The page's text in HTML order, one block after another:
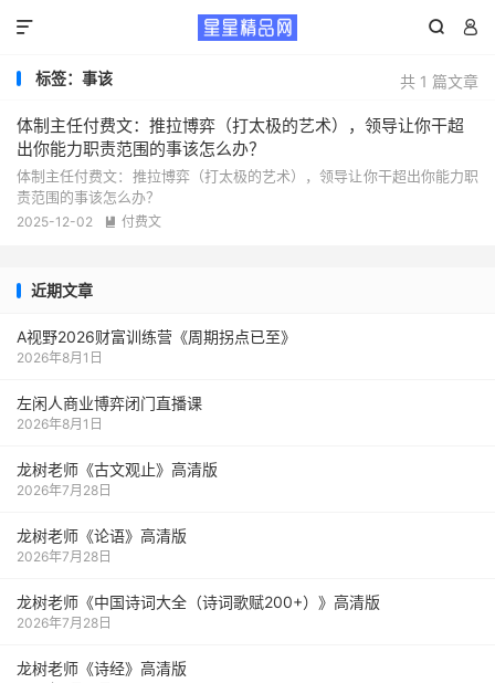
 

共 1 篇文章
标签：事该
体制主任付费文：推拉博弈（打太极的艺术），领导让你干超
出你能力职责范围的事该怎么办？
体制主任付费文：推拉博弈（打太极的艺术），领导让你干超出你能力职
责范围的事该怎么办？
2025-12-02  付费文
近期文章
A视野2026财富训练营《周期拐点已至》
2026年8月1日
左闲人商业博弈闭门直播课
2026年8月1日
龙树老师《古文观止》高清版
2026年7月28日
龙树老师《论语》高清版
2026年7月28日
龙树老师《中国诗词大全（诗词歌赋200+）》高清版
2026年7月28日
龙树老师《诗经》高清版